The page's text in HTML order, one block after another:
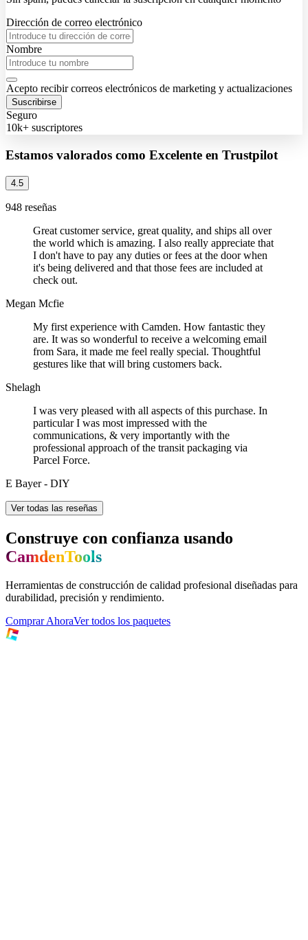
Dirección de correo electrónico
Nombre
Acepto recibir correos electrónicos de marketing y actualizaciones
Suscribirse
Seguro
10k+ suscriptores
Estamos valorados como Excelente en Trustpilot
4.5
948 reseñas
Great customer service, great quality, and ships all over
the world which is amazing. I also really appreciate that
I don't have to pay any duties or fees at the door when
it's being delivered and that those fees are included at
check out.
Megan Mcfie
My first experience with Camden. How fantastic they
are. It was so wonderful to receive a welcoming email
from Sara, it made me feel really special. Thoughtful
gestures like that will bring customers back.
Shelagh
I was very pleased with all aspects of this purchase. In
particular I was most impressed with the
communications, & very importantly with the
professional approach of the transit packaging via
Parcel Force.
E Bayer - DIY
Ver todas las reseñas
Construye con confianza usando
CamdenTools
Herramientas de construcción de calidad profesional diseñadas para
durabilidad, precisión y rendimiento.
Comprar AhoraVer todos los paquetes